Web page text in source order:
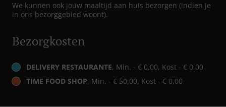
We kunnen ook jouw maaltijd aan huis bezorgen (indien je
in ons bezorggebied woont).
Bezorgkosten
DELIVERY RESTAURANTE, Min. - € 0,00, Kost - € 0,00
TIME FOOD SHOP, Min. - € 50,00, Kost - € 0,00